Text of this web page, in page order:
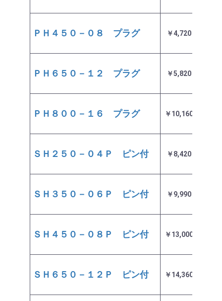
ＰＨ４５０－０８ プラグ ￥4,720
ＰＨ６５０－１２ プラグ ￥5,820
ＰＨ８００－１６ プラグ ￥10,160
ＳＨ２５０－０４Ｐ ピン付 ￥8,420
ＳＨ３５０－０６Ｐ ピン付 ￥9,990
ＳＨ４５０－０８Ｐ ピン付 ￥13,000
ＳＨ６５０－１２Ｐ ピン付 ￥14,360